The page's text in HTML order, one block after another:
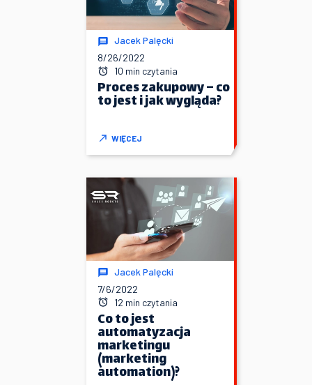
Jacek Palęcki
8/26/2022
10 min czytania
Proces zakupowy – co
to jest i jak wygląda?
WIĘCEJ
Jacek Palęcki
7/6/2022
12 min czytania
Co to jest
automatyzacja
marketingu
(marketing
automation)?